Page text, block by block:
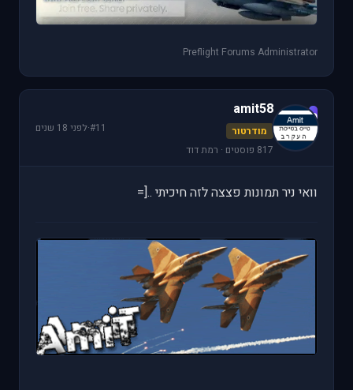
Preflight Forums Administrator
a
amit58
מודרטור
817 פוסטים · רמת דוד
#11
·לפני 18 שנים
וואי ניר תמונות פצצה לזה חיכיתי ..[=